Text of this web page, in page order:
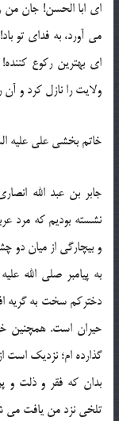
ای ابا الحسن! جان من
می آورد، به فدای تو
ای بهترین رکوع
ولایت را نازل کرد و آن
خاتم بخشی علی علیه
جابر بن عبد الله
نشسته بودیم که مرد
و بیچارگی از میان دو
به پیامبر صلی الله
دخترکم سخت به گریه
حیران است. همچنین
گذارده ام؛ نزدیک است
بدان که فقر و ذلت و
تلخی نزد من یافت می